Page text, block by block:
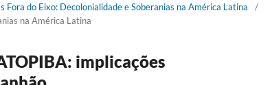
do Eixo: Decolonialidade e Soberanias na América Latina
/
na América Latina
implicações